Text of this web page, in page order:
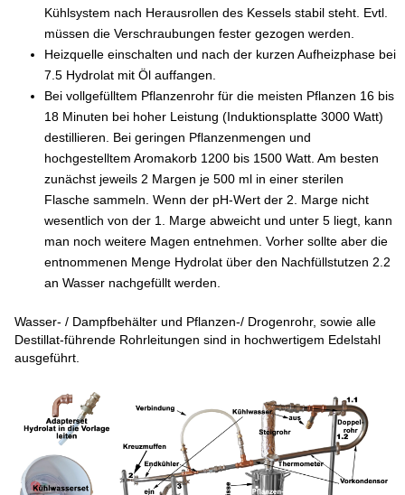
Kühlsystem nach Herausrollen des Kessels stabil steht. Evtl.
müssen die Verschraubungen fester gezogen werden.
Heizquelle einschalten und nach der kurzen Aufheizphase bei
7.5 Hydrolat mit Öl auffangen.
Bei vollgefülltem Pflanzenrohr für die meisten Pflanzen 16 bis
18 Minuten bei hoher Leistung (Induktionsplatte 3000 Watt)
destillieren. Bei geringen Pflanzenmengen und
hochgestelltem Aromakorb 1200 bis 1500 Watt. Am besten
zunächst jeweils 2 Margen je 500 ml in einer sterilen
Flasche sammeln. Wenn der pH-Wert der 2. Marge nicht
wesentlich von der 1. Marge abweicht und unter 5 liegt, kann
man noch weitere Magen entnehmen. Vorher sollte aber die
entnommenen Menge Hydrolat über den Nachfüllstutzen 2.2
an Wasser nachgefüllt werden.
Wasser- / Dampfbehälter und Pflanzen-/ Drogenrohr, sowie alle
Destillat-führende Rohrleitungen sind in hochwertigem Edelstahl
ausgeführt.